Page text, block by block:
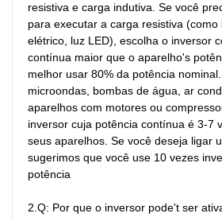
resistiva e carga indutiva. Se você
para executar a carga resistiva (como
elétrico, luz LED), escolha o inversor
contínua maior que o aparelho's
melhor usar 80% da potência
microondas, bombas de água, ar
aparelhos com motores ou
inversor cuja potência contínua é 3-7
seus aparelhos. Se você deseja ligar
sugerimos que você use 10 vezes
potência
2.Q: Por que o inversor pode't ser